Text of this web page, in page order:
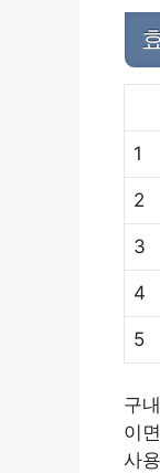
1
2
3
4
5
구
이
사